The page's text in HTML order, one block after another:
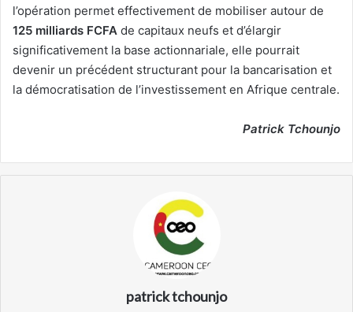
l’opération permet effectivement de mobiliser autour de
125 milliards FCFA de capitaux neufs et d’élargir
significativement la base actionnariale, elle pourrait
devenir un précédent structurant pour la bancarisation et
la démocratisation de l’investissement en Afrique centrale.
Patrick Tchounjo
patrick tchounjo